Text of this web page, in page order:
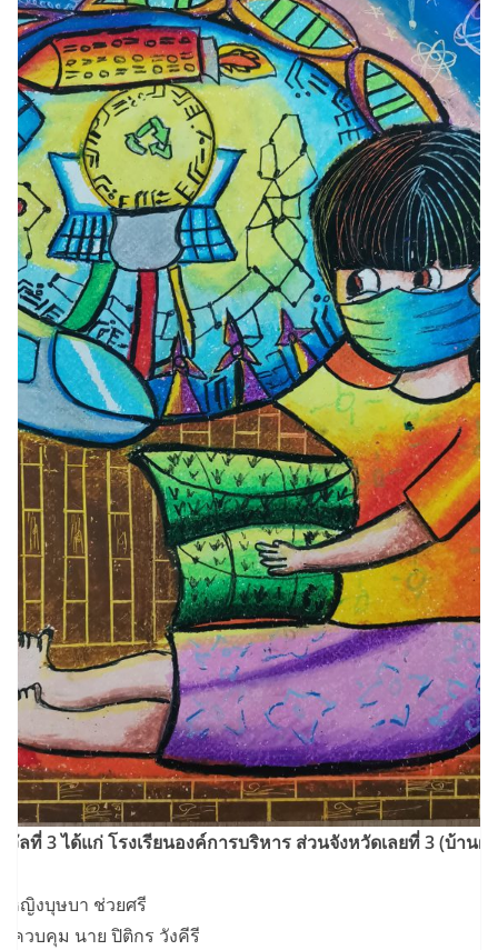
วัลที่ 3 ได้แก่ โรงเรียนองค์การบริหาร ส่วนจังหวัดเลยที่ 3 (บ้านฝ
หญิงบุษบา ช่วยศรี
ควบคุม นาย ปิติกร วังคีรี